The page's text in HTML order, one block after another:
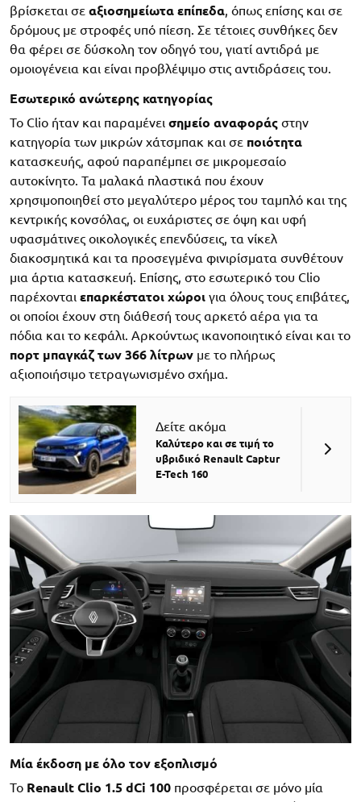
βρίσκεται σε αξιοσημείωτα επίπεδα, όπως επίσης και σε
δρόμους με στροφές υπό πίεση. Σε τέτοιες συνθήκες δεν
θα φέρει σε δύσκολη τον οδηγό του, γιατί αντιδρά με
ομοιογένεια και είναι προβλέψιμο στις αντιδράσεις του.
Εσωτερικό ανώτερης κατηγορίας
Το Clio ήταν και παραμένει σημείο αναφοράς στην
κατηγορία των μικρών χάτσμπακ και σε ποιότητα
κατασκευής, αφού παραπέμπει σε μικρομεσαίο
αυτοκίνητο. Τα μαλακά πλαστικά που έχουν
χρησιμοποιηθεί στο μεγαλύτερο μέρος του ταμπλό και της
κεντρικής κονσόλας, οι ευχάριστες σε όψη και υφή
υφασμάτινες οικολογικές επενδύσεις, τα νίκελ
διακοσμητικά και τα προσεγμένα φινιρίσματα συνθέτουν
μια άρτια κατασκευή. Επίσης, στο εσωτερικό του Clio
παρέχονται επαρκέστατοι χώροι για όλους τους επιβάτες,
οι οποίοι έχουν στη διάθεσή τους αρκετό αέρα για τα
πόδια και το κεφάλι. Αρκούντως ικανοποιητικό είναι και το
πορτ μπαγκάζ των 366 λίτρων με το πλήρως
αξιοποιήσιμο τετραγωνισμένο σχήμα.
Δείτε ακόμα
Καλύτερο και σε τιμή το
υβριδικό Renault Captur
E-Tech 160
Μία έκδοση με όλο τον εξοπλισμό
Το Renault Clio 1.5 dCi 100 προσφέρεται σε μόνο μία